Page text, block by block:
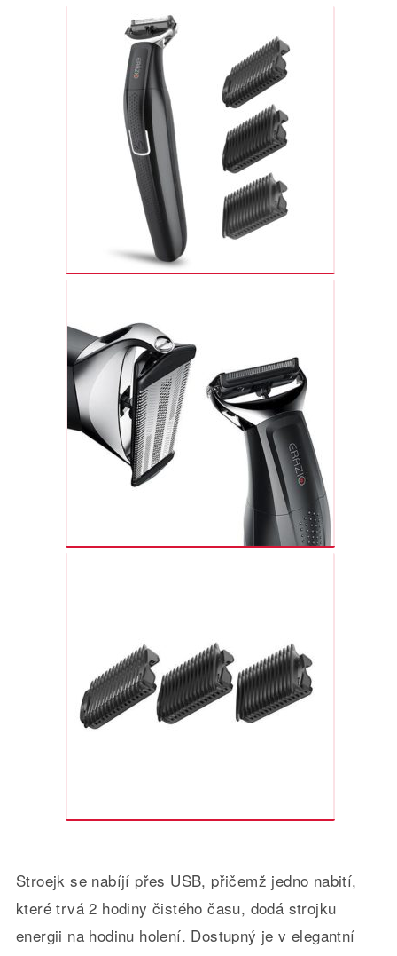
Stroejk se nabíjí přes USB, přičemž jedno nabití,
které trvá 2 hodiny čistého času, dodá strojku
energii na hodinu holení. Dostupný je v elegantní